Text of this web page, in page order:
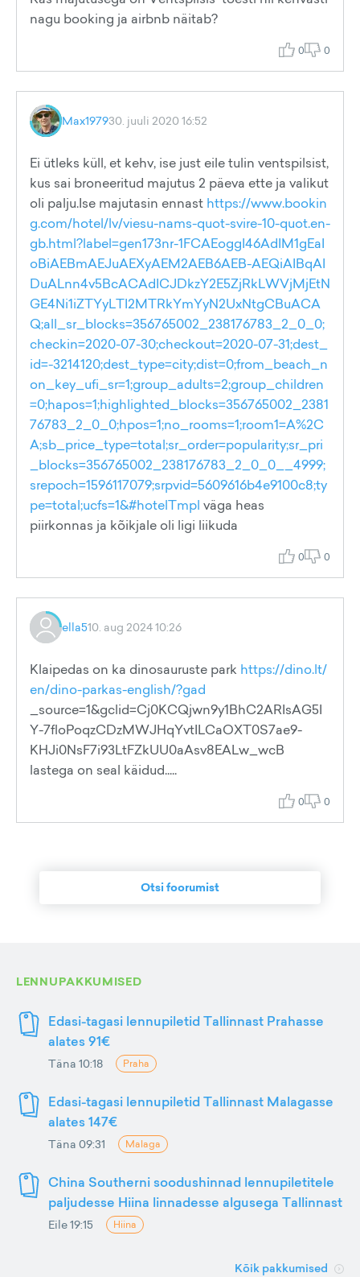
nagu booking ja airbnb näitab?
0 0
Max197930. juuli 2020 16:52
Ei ütleks küll, et kehv, ise just eile tulin ventspilsist,
kus sai broneeritud majutus 2 päeva ette ja valikut
oli palju.Ise majutasin ennast https://www.bookin
g.com/hotel/lv/viesu-nams-quot-svire-10-quot.en-
gb.html?label=gen173nr-1FCAEoggI46AdIM1gEaI
oBiAEBmAEJuAEXyAEM2AEB6AEB-AEQiAIBqAI
DuALnn4v5BcACAdICJDkzY2E5ZjRkLWVjMjEtN
GE4Ni1iZTYyLTI2MTRkYmYyN2UxNtgCBuACA
Q;all_sr_blocks=356765002_238176783_2_0_0;
checkin=2020-07-30;checkout=2020-07-31;dest_
id=-3214120;dest_type=city;dist=0;from_beach_n
on_key_ufi_sr=1;group_adults=2;group_children
=0;hapos=1;highlighted_blocks=356765002_2381
76783_2_0_0;hpos=1;no_rooms=1;room1=A%2C
A;sb_price_type=total;sr_order=popularity;sr_pri
_blocks=356765002_238176783_2_0_0__4999;
srepoch=1596117079;srpvid=5609616b4e9100c8;ty
pe=total;ucfs=1&#hotelTmpl väga heas
piirkonnas ja kõikjale oli ligi liikuda
0 0
ella510. aug 2024 10:26
Klaipedas on ka dinosauruste park https://dino.lt/
en/dino-parkas-english/?gad
_source=1&gclid=Cj0KCQjwn9y1BhC2ARIsAG5I
Y-7floPoqzCDzMWJHqYvtILCaOXT0S7ae9-
KHJi0NsF7i93LtFZkUU0aAsv8EALw_wcB
lastega on seal käidud.....
0 0
Otsi foorumist
LENNUPAKKUMISED
Edasi-tagasi lennupiletid Tallinnast Prahasse
alates 91€
Täna 10:18 Praha
Edasi-tagasi lennupiletid Tallinnast Malagasse
alates 147€
Täna 09:31 Malaga
China Southerni soodushinnad lennupiletitele
paljudesse Hiina linnadesse algusega Tallinnast
Eile 19:15 Hiina
Kõik pakkumised